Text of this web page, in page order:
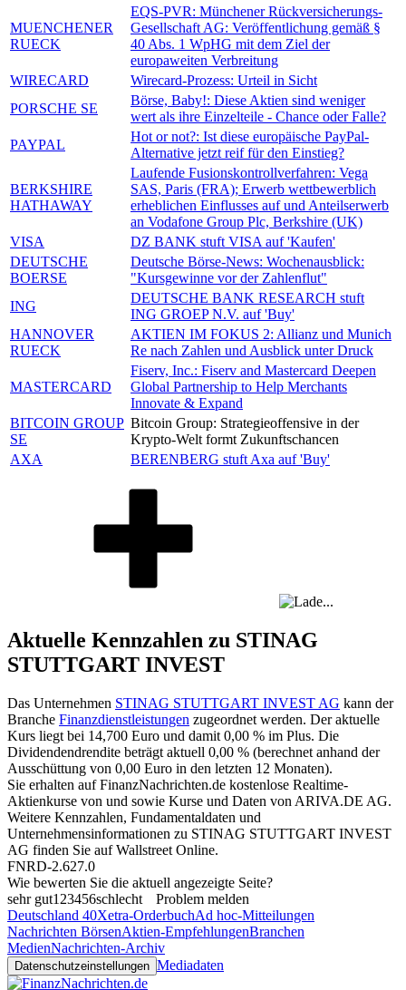
MUENCHENER
RUECK
EQS-PVR: Münchener Rückversicherungs-
Gesellschaft AG: Veröffentlichung gemäß §
40 Abs. 1 WpHG mit dem Ziel der
europaweiten Verbreitung
WIRECARD
Wirecard-Prozess: Urteil in Sicht
PORSCHE SE
Börse, Baby!: Diese Aktien sind weniger
wert als ihre Einzelteile - Chance oder Falle?
PAYPAL
Hot or not?: Ist diese europäische PayPal-
Alternative jetzt reif für den Einstieg?
BERKSHIRE
HATHAWAY
Laufende Fusionskontrollverfahren: Vega
SAS, Paris (FRA); Erwerb wettbewerblich
erheblichen Einflusses auf und Anteilserwerb
an Vodafone Group Plc, Berkshire (UK)
VISA
DZ BANK stuft VISA auf 'Kaufen'
DEUTSCHE
BOERSE
Deutsche Börse-News: Wochenausblick:
"Kursgewinne vor der Zahlenflut"
ING
DEUTSCHE BANK RESEARCH stuft
ING GROEP N.V. auf 'Buy'
HANNOVER
RUECK
AKTIEN IM FOKUS 2: Allianz und Munich
Re nach Zahlen und Ausblick unter Druck
MASTERCARD
Fiserv, Inc.: Fiserv and Mastercard Deepen
Global Partnership to Help Merchants
Innovate & Expand
BITCOIN GROUP
SE
Bitcoin Group: Strategieoffensive in der
Krypto-Welt formt Zukunftschancen
AXA
BERENBERG stuft Axa auf 'Buy'
Aktuelle Kennzahlen zu STINAG
STUTTGART INVEST
Das Unternehmen STINAG STUTTGART INVEST AG kann der
Branche Finanzdienstleistungen zugeordnet werden. Der aktuelle
Kurs liegt bei 14,700 Euro und damit 0,00 % im Plus. Die
Dividendendrendite beträgt aktuell 0,00 % (berechnet anhand der
Ausschüttung von 0,00 Euro in den letzten 12 Monaten).
Sie erhalten auf FinanzNachrichten.de kostenlose Realtime-
Aktienkurse von und sowie Kurse und Daten von ARIVA.DE AG.
Weitere Kennzahlen, Fundamentaldaten und
Unternehmensinformationen zu STINAG STUTTGART INVEST
AG finden Sie aufWallstreet Online.
FNRD-2.627.0
Wie bewerten Sie die aktuell angezeigte Seite?
sehr gut1 23456schlecht
Problem melden
Deutschland 40Xetra-OrderbuchAd hoc-Mitteilungen
Nachrichten BörsenAktien-EmpfehlungenBranchen
MedienNachrichten-Archiv
Datenschutzeinstellungen Mediadaten